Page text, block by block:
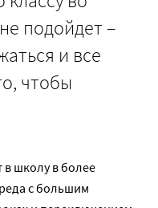
подойдет –
и все
чтобы
в школу в более
с большим